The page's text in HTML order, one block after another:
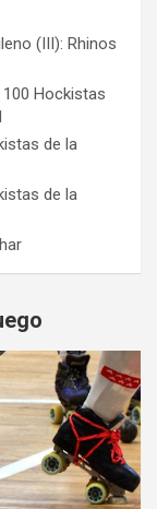
(III): Rhinos
Hockistas
de la
de la